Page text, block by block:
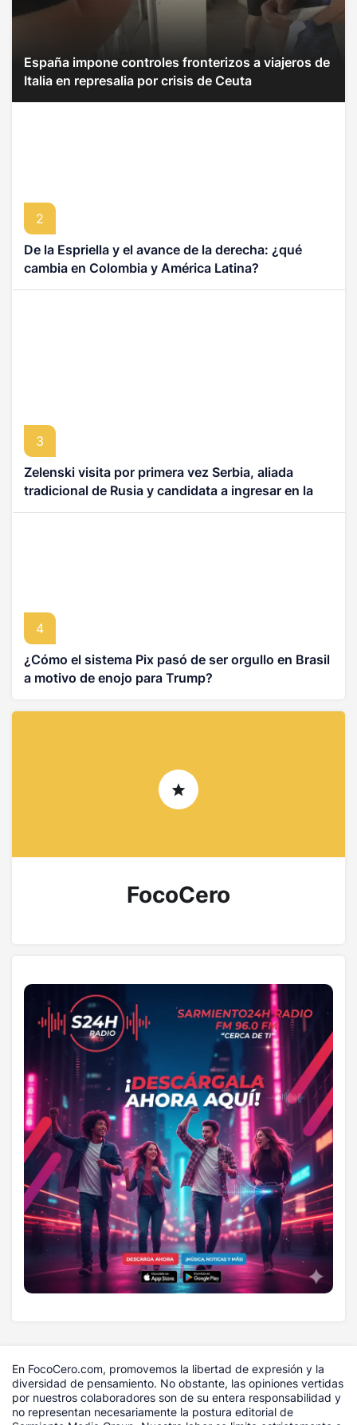
España impone controles fronterizos a viajeros de
Italia en represalia por crisis de Ceuta
2
De la Espriella y el avance de la derecha: ¿qué
cambia en Colombia y América Latina?
3
Zelenski visita por primera vez Serbia, aliada
tradicional de Rusia y candidata a ingresar en la
UE
4
¿Cómo el sistema Pix pasó de ser orgullo en Brasil
a motivo de enojo para Trump?
FocoCero
En FocoCero.com, promovemos la libertad de expresión y la
diversidad de pensamiento. No obstante, las opiniones vertidas
por nuestros colaboradores son de su entera responsabilidad y
no representan necesariamente la postura editorial de